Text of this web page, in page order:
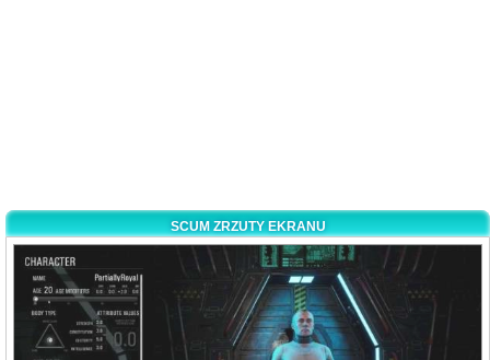
SCUM ZRZUTY EKRANU